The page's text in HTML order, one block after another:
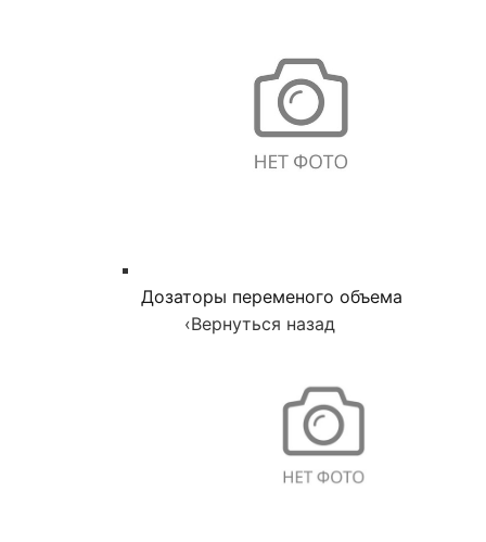
Дозаторы переменого объема
‹Вернуться назад